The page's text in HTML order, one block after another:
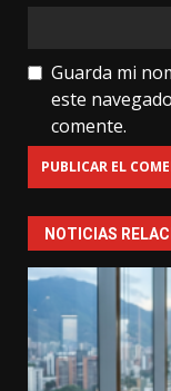
Guarda mi
este
comente.
NOTICIAS